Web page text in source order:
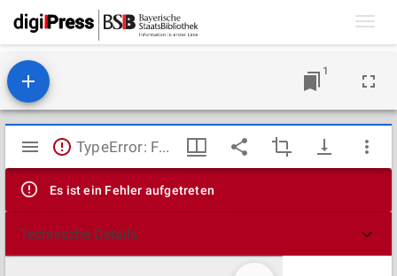
1
Mirador
Viewer
TypeError: Failed to fetch
Es ist ein Fehler aufgetreten
Technische Details